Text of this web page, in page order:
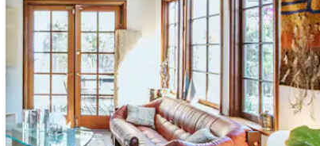
met je de pijltjestoetsen omhoog en omlaag, óf door te